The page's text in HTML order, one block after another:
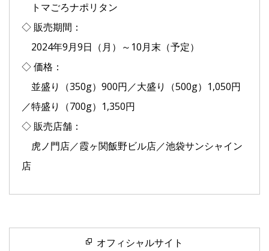
トマごろナポリタン
◇ 販売期間：
2024年9月9日（月）～10月末（予定）
◇ 価格：
並盛り（350g）900円／大盛り（500g）1,050円
／特盛り（700g）1,350円
◇ 販売店舗：
虎ノ門店／霞ヶ関飯野ビル店／池袋サンシャイン
店
オフィシャルサイト